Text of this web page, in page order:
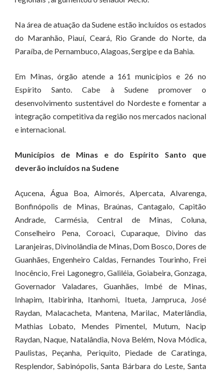
Na área de atuação da Sudene estão incluídos os estados
do Maranhão, Piauí, Ceará, Rio Grande do Norte, da
Paraíba, de Pernambuco, Alagoas, Sergipe e da Bahia.
Em Minas, órgão atende a 161 municípios e 26 no
Espírito Santo. Cabe à Sudene promover o
desenvolvimento sustentável do Nordeste e fomentar a
integração competitiva da região nos mercados nacional
e internacional.
Municípios de Minas e do Espírito Santo que
deverão incluídos na Sudene
Açucena, Água Boa, Aimorés, Alpercata, Alvarenga,
Bonfinópolis de Minas, Braúnas, Cantagalo, Capitão
Andrade, Carmésia, Central de Minas, Coluna,
Conselheiro Pena, Coroaci, Cuparaque, Divino das
Laranjeiras, Divinolândia de Minas, Dom Bosco, Dores de
Guanhães, Engenheiro Caldas, Fernandes Tourinho, Frei
Inocêncio, Frei Lagonegro, Galiléia, Goiabeira, Gonzaga,
Governador Valadares, Guanhães, Imbé de Minas,
Inhapim, Itabirinha, Itanhomi, Itueta, Jampruca, José
Raydan, Malacacheta, Mantena, Marilac, Materlândia,
Mathias Lobato, Mendes Pimentel, Mutum, Nacip
Raydan, Naque, Natalândia, Nova Belém, Nova Módica,
Paulistas, Peçanha, Periquito, Piedade de Caratinga,
Resplendor, Sabinópolis, Santa Bárbara do Leste, Santa